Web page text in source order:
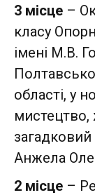
3 місце –
класу
імені М.В.
області, у
мистецтво,
Анжела
2 місце –